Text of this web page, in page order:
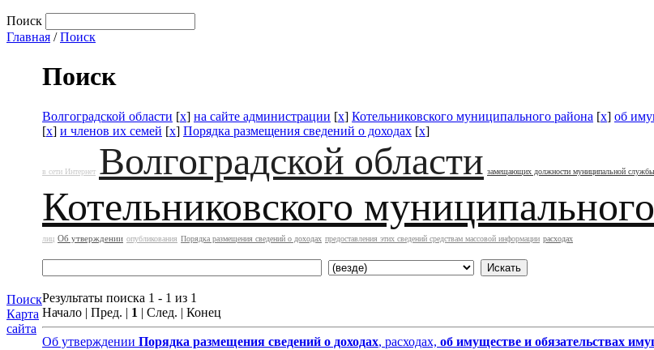
Поиск
Главная /Поиск
Поиск
Карта
сайта
Поиск
Волгоградской области [x] на сайте администрации [x] Котельниковского муниципального района [x] об
[x] и членов их семей [x] Порядка размещения сведений о доходах [x]
в сети Интернет Волгоградской области замещающих должности муниципальной
Котельниковского
лиц Об утверждении опубликования Порядка размещения сведений о доходах предоставления этих сведений средствам массовой информации расходах
Результаты поиска 1 - 1 из 1
Начало | Пред. | 1 | След. | Конец
Об утверждении Порядка размещения сведений о доходах, расходах, об имуществе и обязательствах